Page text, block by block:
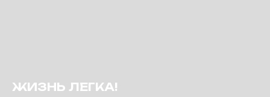
ЖИЗНЬ ЛЕГКА!